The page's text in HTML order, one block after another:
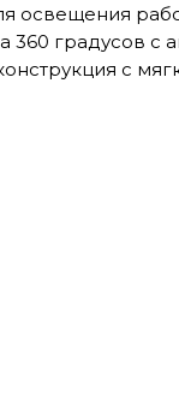
освещения
360 градусов
с